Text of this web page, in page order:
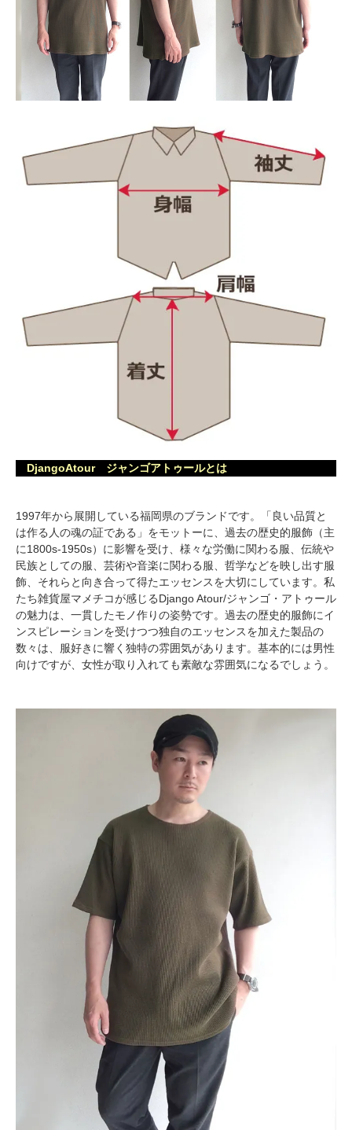
DjangoAtour ジャンゴアトゥールとは
1997年から展開している福岡県のブランドです。「良い品質と
は作る人の魂の証である」をモットーに、過去の歴史的服飾（主
に1800s-1950s）に影響を受け、様々な労働に関わる服、伝統や
民族としての服、芸術や音楽に関わる服、哲学などを映し出す服
飾、それらと向き合って得たエッセンスを大切にしています。私
たち雑貨屋マメチコが感じるDjango Atour/ジャンゴ・アトゥール
の魅力は、一貫したモノ作りの姿勢です。過去の歴史的服飾にイ
ンスピレーションを受けつつ独自のエッセンスを加えた製品の
数々は、服好きに響く独特の雰囲気があります。基本的には男性
向けですが、女性が取り入れても素敵な雰囲気になるでしょう。